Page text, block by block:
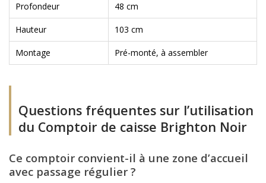
Profondeur 48 cm
Hauteur 103 cm
Montage Pré-monté, à assembler
Questions fréquentes sur l’utilisation
du Comptoir de caisse Brighton Noir
Ce comptoir convient-il à une zone d’accueil
avec passage régulier ?